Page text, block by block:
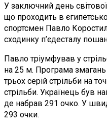
У заключний день
що проходить в
спортсмен Павло
сходинку п’єдесталу
Павло тріумфував у
на 25 м. Програма
трьох серій стрільби на
стрільби. Українець був
де набрав 291 очко. У
293 очки.